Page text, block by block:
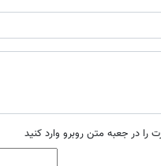
را در جعبه متن روبرو وارد کنید